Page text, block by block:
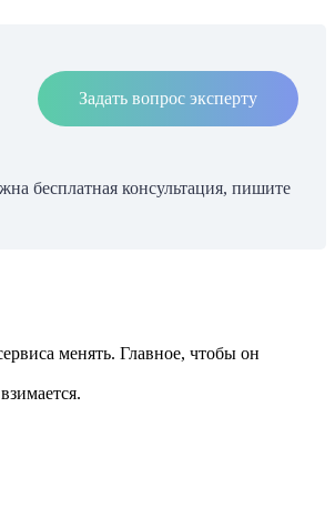
Задать вопрос эксперту
бесплатная консультация, пишите
менять. Главное, чтобы он